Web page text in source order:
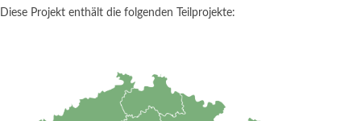
Diese Projekt enthält die folgenden Teilprojekte: